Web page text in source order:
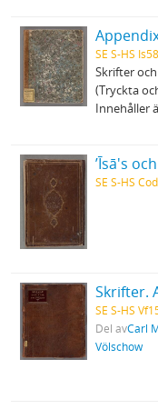
SE S-HS Is58
Skrifter
(Tryckta
Innehåller
ʼĪsā's
SE S-HS
Skrifter.
SE S-HS
Del avCarl
Völschow